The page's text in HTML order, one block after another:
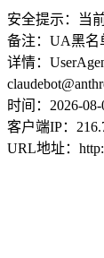
安全提示：当
备注：UA黑名
详情：
时间：2026-08-
客户端IP：
URL地址：